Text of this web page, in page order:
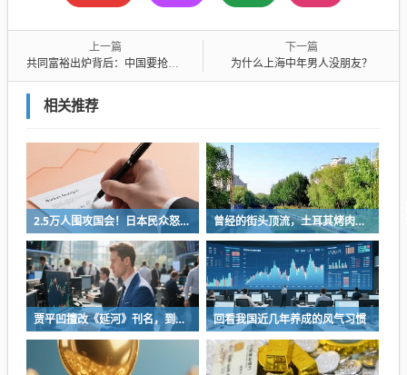
上一篇
共同富裕出炉背后：中国要抢在年轻人负面情绪全面爆发之前完成收入分配改革
下一篇
为什么上海中年男人没朋友？
相关推荐
2.5万人围攻国会！日本民众怒了：让她下台！ 曾经的街头顶流，土耳其烤肉为什么消失了？
贾平凹擅改《延河》刊名，到底错在哪里？这三点才是问题的关键 回看我国近几年养成的风气习惯